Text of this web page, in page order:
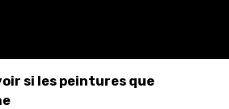
si les peintures que